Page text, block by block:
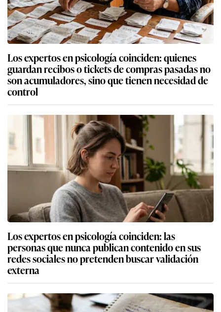
Los expertos en psicología coinciden: quienes
guardan recibos o tickets de compras pasadas no
son acumuladores, sino que tienen necesidad de
control
Los expertos en psicología coinciden: las
personas que nunca publican contenido en sus
redes sociales no pretenden buscar validación
externa